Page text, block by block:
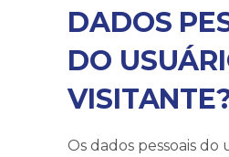
DADOS
DO
Os dados pessoais do